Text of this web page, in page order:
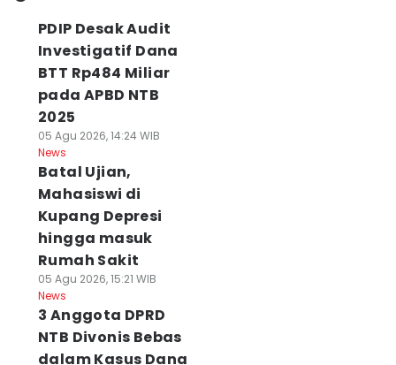
PDIP Desak Audit
Investigatif Dana
BTT Rp484 Miliar
pada APBD NTB
2025
05 Agu 2026, 14:24 WIB
News
Batal Ujian,
Mahasiswi di
Kupang Depresi
hingga masuk
Rumah Sakit
05 Agu 2026, 15:21 WIB
News
3 Anggota DPRD
NTB Divonis Bebas
dalam Kasus Dana